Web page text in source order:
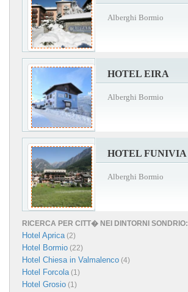
Alberghi Bormio
HOTEL EIRA
Alberghi Bormio
HOTEL FUNIVIA
Alberghi Bormio
RICERCA PER CITT� NEI DINTORNI SONDRIO:
Hotel Aprica(2)
Hotel Bormio (22)
Hotel Chiesa in Valmalenco (4)
Hotel Forcola(1)
Hotel Grosio (1)